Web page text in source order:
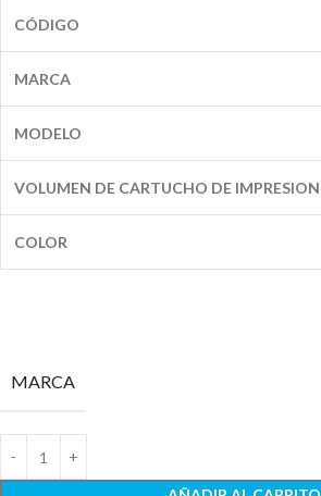
CÓDIGO
MARCA
MODELO
VOLUMEN DE CARTUCHO DE IMPRESION
COLOR
MARCA